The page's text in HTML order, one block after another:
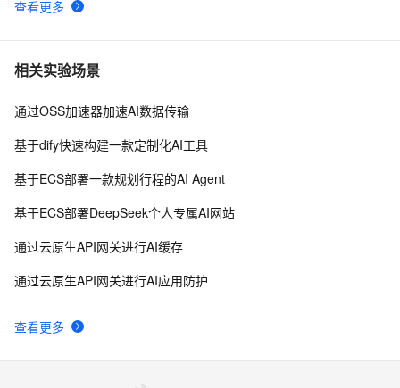
查看更多
相关实验场景
查看更多
通过OSS加速器加速AI数据传输
基于dify快速构建一款定制化AI工具
基于ECS部署一款规划行程的AI Agent
基于ECS部署DeepSeek个人专属AI网站
通过云原生API网关进行AI缓存
通过云原生API网关进行AI应用防护